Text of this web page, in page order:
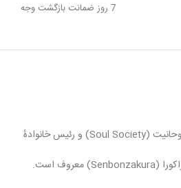
7 روز ضمانت بازگشت وجه
است که توسط تایتی کوبو خلق شده است. او کاپیتان لشکر ششم (6th Division) در جامعه روحانیت (Soul Society) و رئیس خانوادهٔ
بیاکویا ظاهری باوقار و آرام دارد و به شدت به قوانین و اصول جامعه روحانیت وفادار است. او همچنین به خاطر مهارت‌های بالای شمشیربازی و توانایی‌های ویژه زنپکتو (Zanpakuto) خود به نام سنبونزاکورا (Senbonzakura) معروف است.